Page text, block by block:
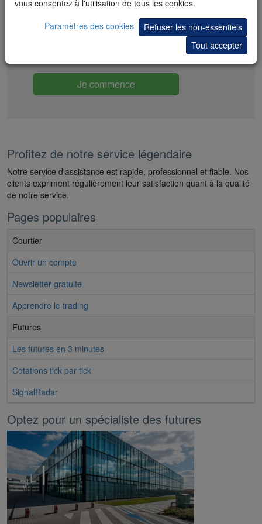
Packs de réduction tout compris
100 stratégies et signaux de trading gratuits
Je commence
Profitez de notre service légendaire
Notre service d'assistance est rapide, professionnel et fiable. Nos
clients expriment régulièrement leur satisfaction quant à la qualité
de notre service.
Pages populaires
Courtier
Ouvrir un compte
Newsletter gratuite
Apprendre le trading
Futures
Les futures en 3 minutes
Cotations tick par tick
SignalRadar
Optez pour un spécialiste des futures
vous consentez à l'utilisation de tous les cookies.
Paramètres des cookies
Refuser les non-essentiels
Tout accepter